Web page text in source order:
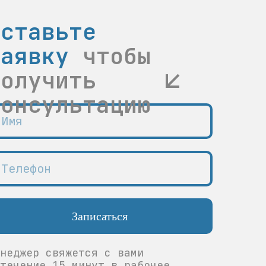
Записаться
свяжется с вами
чтобы